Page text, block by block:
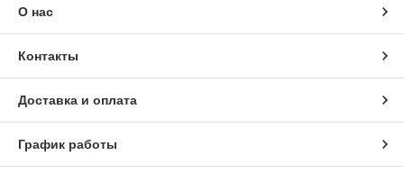
О нас
Контакты
Доставка и оплата
График работы